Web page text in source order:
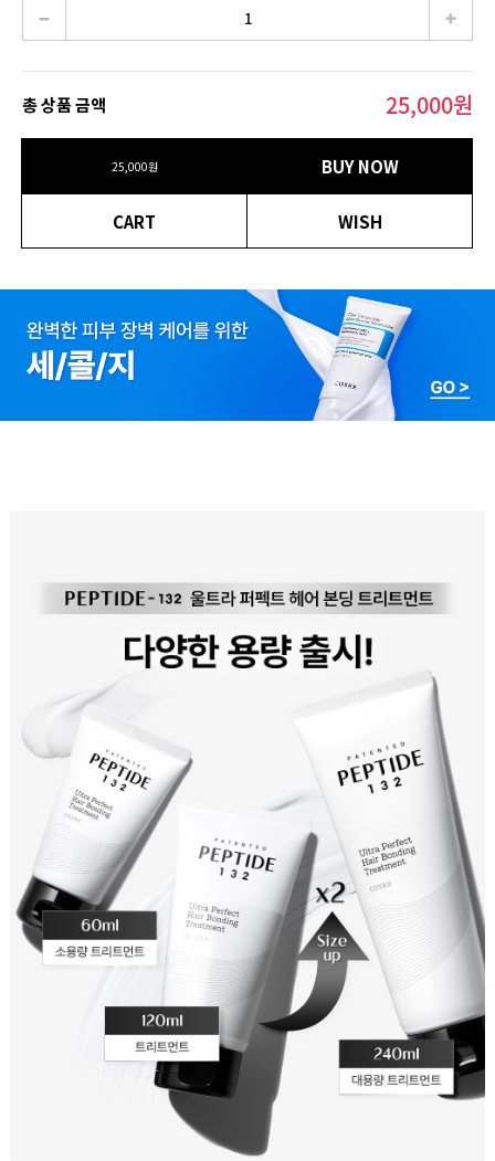
총 상품 금액 25,000원
25,000원 BUY NOW
CART WISH